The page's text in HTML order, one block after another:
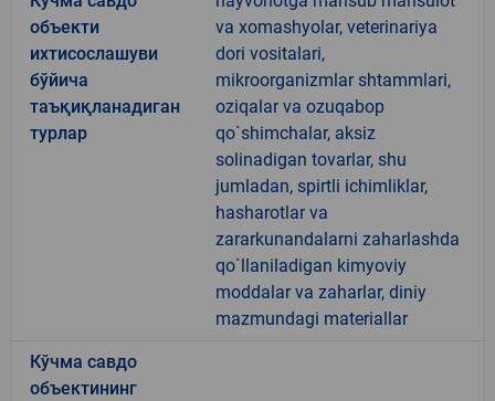
объекти
ихтисослашуви
бўйича
таъқиқланадиган
турлар
va xomashyolar, veterinariya
dori vositalari,
mikroorganizmlar shtammlari,
oziqalar va ozuqabop
qo`shimchalar, aksiz
solinadigan tovarlar, shu
jumladan, spirtli ichimliklar,
hasharotlar va
zararkunandalarni zaharlashda
qo`llaniladigan kimyoviy
moddalar va zaharlar, diniy
mazmundagi materiallar
Кўчма савдо
объектининг